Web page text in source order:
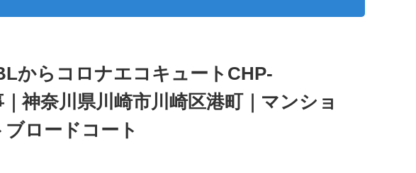
からコロナエコキュートCHP-
神奈川県川崎市川崎区港町｜マンショ
ロードコート